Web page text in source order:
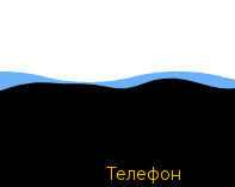
Телефон